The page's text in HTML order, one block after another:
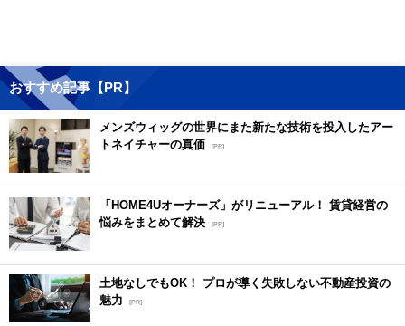
おすすめ記事【PR】
メンズウィッグの世界にまた新たな技術を投入したアー
トネイチャーの真価 [PR]
「HOME4Uオーナーズ」がリニューアル！ 賃貸経営の
悩みをまとめて解決 [PR]
土地なしでもOK！ プロが導く失敗しない不動産投資の
魅力
[PR]